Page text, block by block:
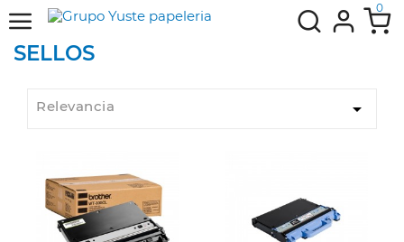
0
SELLOS
Relevancia 